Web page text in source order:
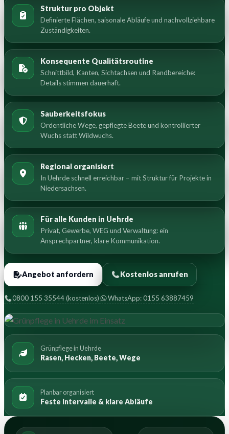
Struktur pro Objekt
Definierte Flächen, saisonale Abläufe und nachvollziehbare
Zuständigkeiten.
Konsequente Qualitätsroutine
Schnittbild, Kanten, Sichtachsen und Randbereiche:
Details stimmen dauerhaft.
Sauberkeitsfokus
Ordentliche Wege, gepflegte Beete und kontrollierter
Wuchs statt Wildwuchs.
Regional organisiert
In Uehrde schnell erreichbar – mit Struktur für Projekte in
Niedersachsen.
Für alle Kunden in Uehrde
Privat, Gewerbe, WEG und Verwaltung: ein
Ansprechpartner, klare Kommunikation.
Angebot anfordern Kostenlos anrufen
0800 155 35544 (kostenlos) WhatsApp: 0155 63887459
Grünpflege in Uehrde
Rasen, Hecken, Beete, Wege
Planbar organisiert
Feste Intervalle & klare Abläufe